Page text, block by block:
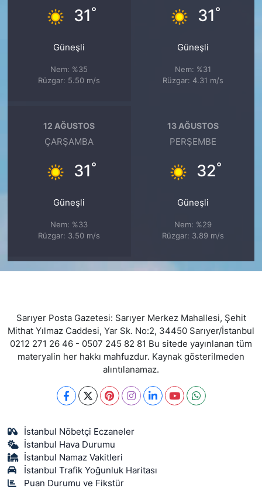
31°
Güneşli
Nem: %35
Rüzgar: 5.50 m/s
31°
Güneşli
Nem: %31
Rüzgar: 4.31 m/s
12 AĞUSTOS
ÇARŞAMBA
31°
Güneşli
Nem: %33
Rüzgar: 3.50 m/s
13 AĞUSTOS
PERŞEMBE
32°
Güneşli
Nem: %29
Rüzgar: 3.89 m/s
Sarıyer Posta Gazetesi: Sarıyer Merkez Mahallesi, Şehit
Mithat Yılmaz Caddesi, Yar Sk. No:2, 34450 Sarıyer/İstanbul
0212 271 26 46 - 0507 245 82 81 Bu sitede yayınlanan tüm
materyalin her hakkı mahfuzdur. Kaynak gösterilmeden
alıntılanamaz.
İstanbul Nöbetçi Eczaneler
İstanbul Hava Durumu
İstanbul Namaz Vakitleri
İstanbul Trafik Yoğunluk Haritası
Puan Durumu ve Fikstür